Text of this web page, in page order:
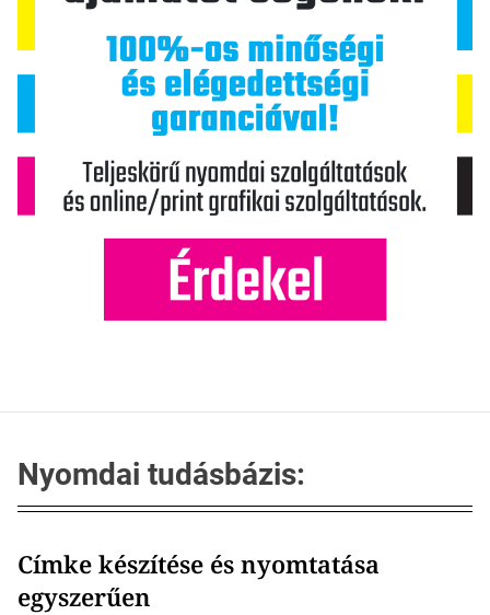
Nyomdai tudásbázis:
Címke készítése és nyomtatása
egyszerűen